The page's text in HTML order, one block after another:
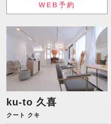
WEB予約
ku-to 久喜
クート クキ